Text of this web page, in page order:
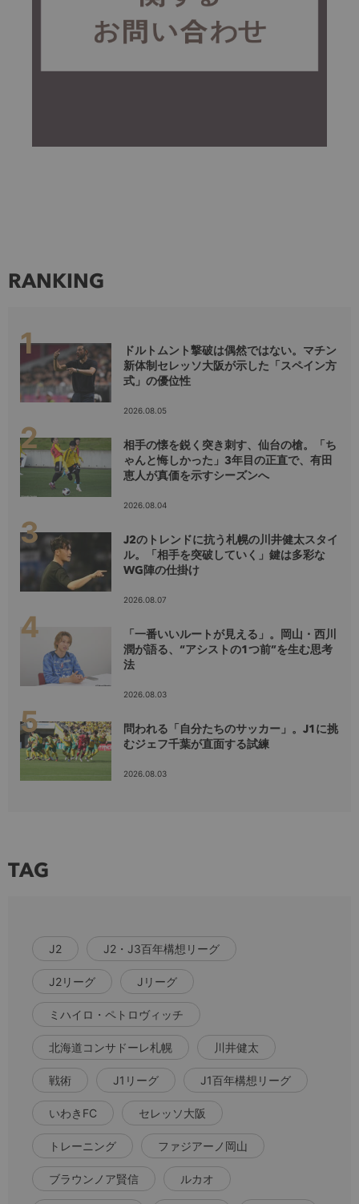
RANKING
ドルトムント撃破は偶然ではない。マチン
新体制セレッソ大阪が示した「スペイン方
式」の優位性
2026.08.05
相手の懐を鋭く突き刺す、仙台の槍。「ち
ゃんと悔しかった」3年目の正直で、有田
恵人が真価を示すシーズンへ
2026.08.04
J2のトレンドに抗う札幌の川井健太スタイ
ル。「相手を突破していく」鍵は多彩な
WG陣の仕掛け
2026.08.07
「一番いいルートが見える」。岡山・西川
潤が語る、“アシストの1つ前”を生む思考
法
2026.08.03
問われる「自分たちのサッカー」。J1に挑
むジェフ千葉が直面する試練
2026.08.03
TAG
J2 J2・J3百年構想リーグ
J2リーグ Jリーグ
ミハイロ・ペトロヴィッチ
北海道コンサドーレ札幌 川井健太
戦術 J1リーグ J1百年構想リーグ
いわきFC セレッソ大阪
トレーニング ファジアーノ岡山
ブラウンノア賢信 ルカオ